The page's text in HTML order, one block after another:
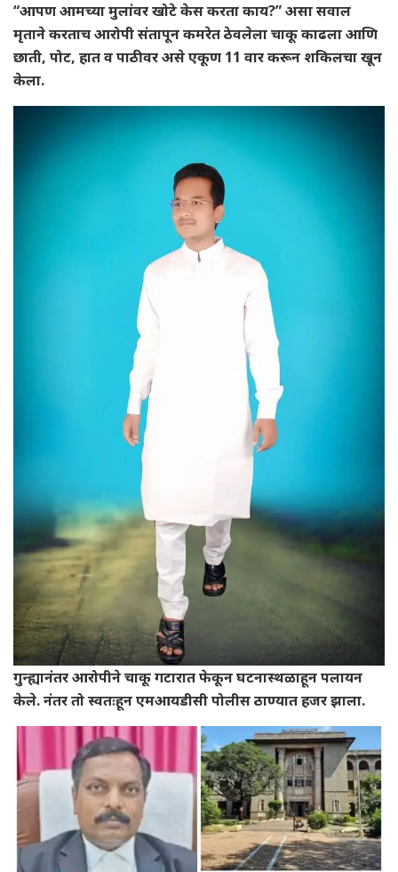
“आपण आमच्या मुलांवर खोटे केस करता काय?” असा सवाल
मृताने करताच आरोपी संतापून कमरेत ठेवलेला चाकू काढला आणि
छाती, पोट, हात व पाठीवर असे एकूण 11 वार करून शकिलचा खून
केला.
गुन्ह्यानंतर आरोपीने चाकू गटारात फेकून घटनास्थळाहून पलायन
केले. नंतर तो स्वतःहून एमआयडीसी पोलीस ठाण्यात हजर झाला.